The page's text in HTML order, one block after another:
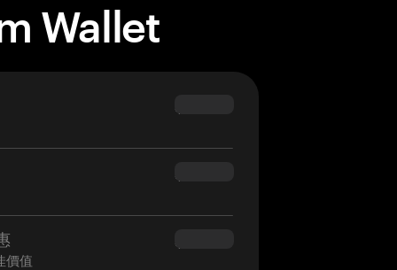
Wallet
$69.90
$54.90
價值
$34.95